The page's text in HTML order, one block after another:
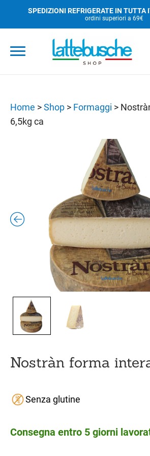
SPEDIZIONI REFRIGERATE IN TUTTA
ordini superiori a 69€
Home >Shop > Formaggi >
6,5kg ca
Nostràn forma
Senza glutine
Consegna entro 5 giorni